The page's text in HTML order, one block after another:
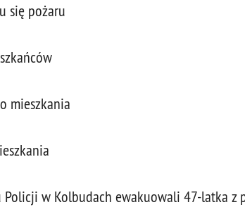
się pożaru
mieszkania
w Kolbudach ewakuowali 47-latka z